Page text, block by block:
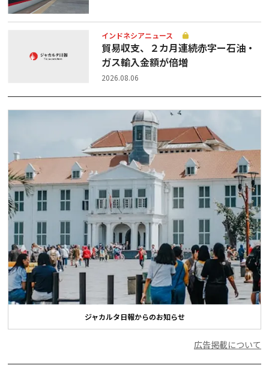
インドネシアニュース
貿易収支、２カ月連続赤字ー石油・
ガス輸入金額が倍増
2026.08.06
ジャカルタ日報からのお知らせ
広告掲載について